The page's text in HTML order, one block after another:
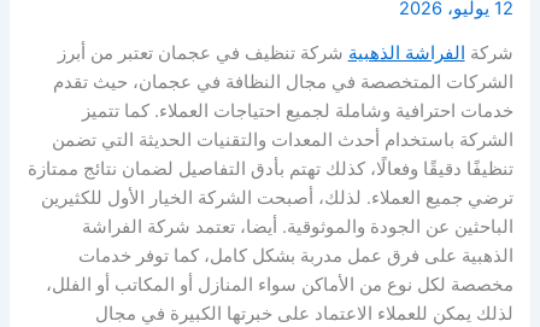
12 يوليو، 2026
شركة الفراشة الذهبية شركة تنظيف في عجمان تعتبر من أبرز
الشركات المتخصصة في مجال النظافة في عجمان، حيث تقدم
خدمات احترافية وشاملة لجميع احتياجات العملاء. كما تتميز
الشركة باستخدام أحدث المعدات والتقنيات الحديثة التي تضمن
تنظيفًا دقيقًا وفعالًا، كذلك تهتم بأدق التفاصيل لضمان نتائج ممتازة
ترضي جميع العملاء. لذلك، أصبحت الشركة الخيار الأول للكثيرين
الباحثين عن الجودة والموثوقية. أيضا، تعتمد شركة الفراشة
الذهبية على فرق عمل مدربة بشكل كامل، كما توفر خدمات
مخصصة لكل نوع من الأماكن سواء المنازل أو المكاتب أو الفلل،
لذلك يمكن للعملاء الاعتماد على خبرتها الكبيرة في مجال